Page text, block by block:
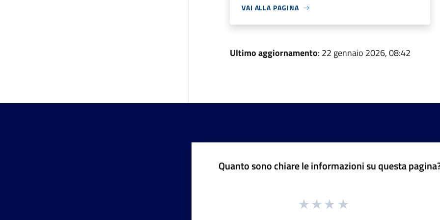
VAI ALLA PAGINA
Ultimo aggiornamento: 22 gennaio 2026, 08:42
Quanto sono chiare le informazioni su questa